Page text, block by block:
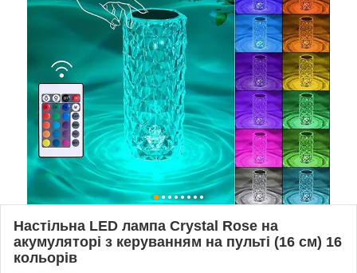
Настільна LED лампа Crystal Rose на
акумуляторі з керуванням на пульті (16 см) 16
кольорів